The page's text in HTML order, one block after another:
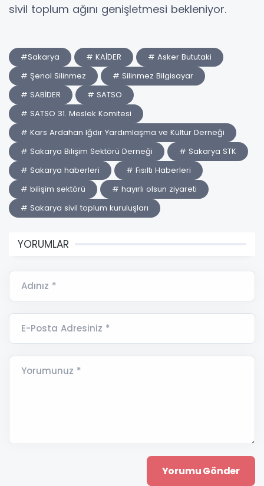
sivil toplum ağını genişletmesi bekleniyor.
#Sakarya # KAİDER
# Asker Bututaki
# Şenol Silinmez
# Silinmez Bilgisayar
# SABİDER
# SATSO
# SATSO 31. Meslek Komitesi
# Kars Ardahan Iğdır Yardımlaşma ve Kültür Derneği
# Sakarya Bilişim Sektörü Derneği
# Sakarya STK
# Sakarya haberleri
# Fısıltı Haberleri
# bilişim sektörü
# hayırlı olsun ziyareti
# Sakarya sivil toplum kuruluşları
YORUMLAR
Adınız *
E-Posta Adresiniz *
Yorumunuz *